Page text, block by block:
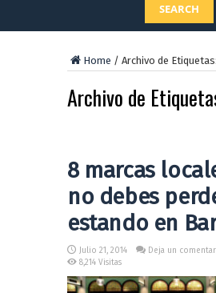
SEARCH
Home / Archivo de
Archivo de
8 marcas
no debes
estando en
Julio 21, 2014
Deja un
8,214 Visitas